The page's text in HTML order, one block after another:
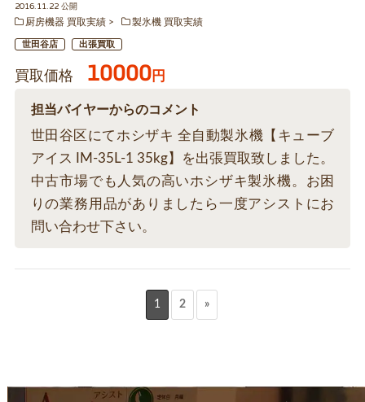
2016.11.22 公開
厨房機器 買取実績
製氷機 買取実績
世田谷店 出張買取
買取価格 10000円
担当バイヤーからのコメント
世田谷区にてホシザキ 全自動製氷機【キューブ
アイス IM-35L-1 35kg】を出張買取致しました。
中古市場でも人気の高いホシザキ製氷機。お困
りの業務用品がありましたら一度アシストにお
問い合わせ下さい。
1 2 »